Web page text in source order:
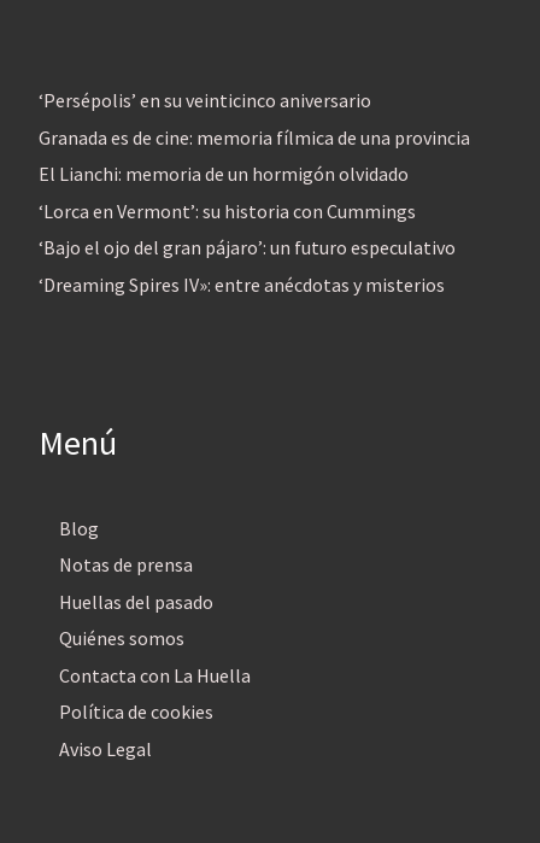
‘Persépolis’ en su veinticinco aniversario
Granada es de cine: memoria fílmica de una provincia
El Lianchi: memoria de un hormigón olvidado
‘Lorca en Vermont’: su historia con Cummings
‘Bajo el ojo del gran pájaro’: un futuro especulativo
‘Dreaming Spires IV»: entre anécdotas y misterios
Menú
Blog
Notas de prensa
Huellas del pasado
Quiénes somos
Contacta con La Huella
Política de cookies
Aviso Legal